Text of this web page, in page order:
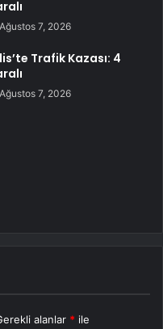
Ağustos 7, 2026
Trafik Kazası: 4
Ağustos 7, 2026
alanlar * ile